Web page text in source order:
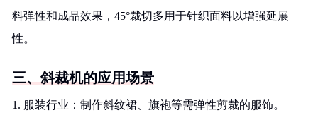
料弹性和成品效果，45°裁切多用于针织面料以增强延展
性。
三、斜裁机的应用场景
1. 服装行业：制作斜纹裙、旗袍等需弹性剪裁的服饰。